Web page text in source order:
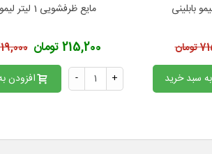
سبد خرید
افزودن به محبوب‌ها
مایع ظرفشویی 1 لیتر لیمو بابلینی
215,200 تومان 219,000
- + افزودن